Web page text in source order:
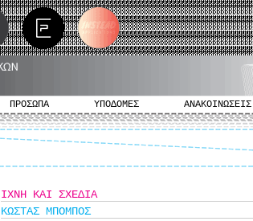
ΠΡΟΣΩΠΑ ΥΠΟΔΟΜΕΣ ΑΝΑΚΟΙΝΩΣΕΙΣ
ΙΧΝΗ ΚΑΙ ΣΧΕΔΙΑ
KΩΣΤΑΣ ΜΠΟΜΠΟΣ